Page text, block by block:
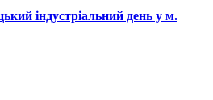
індустріальний день у м.